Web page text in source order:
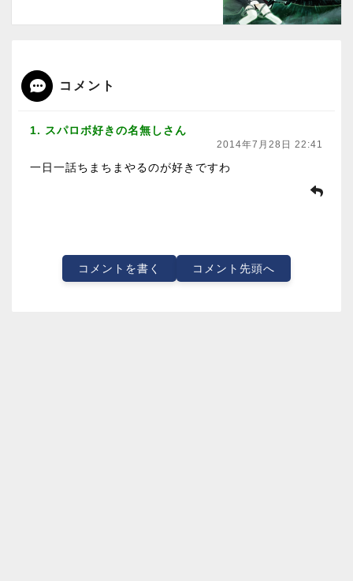
コメント
1. スパロボ好きの名無しさん
2014年7月28日 22:41
一日一話ちまちまやるのが好きですわ
コメントを書く コメント先頭へ